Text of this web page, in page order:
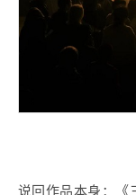
说回作品本身：《